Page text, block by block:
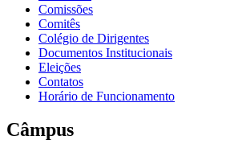
Comissões
Comitês
Colégio de Dirigentes
Documentos Institucionais
Eleições
Contatos
Horário de Funcionamento
Câmpus